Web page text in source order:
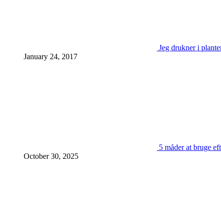
Jeg drukner i
January 24, 2017
5 måder at bruge
October 30, 2025